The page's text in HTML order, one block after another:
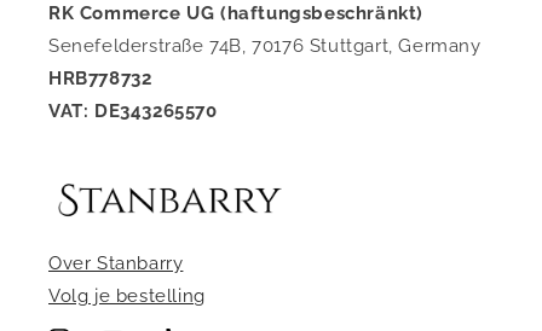
RK Commerce UG (haftungsbeschränkt)
Senefelderstraße 74B, 70176 Stuttgart, Germany
HRB778732
VAT: DE343265570
Over Stanbarry
Volg je bestelling